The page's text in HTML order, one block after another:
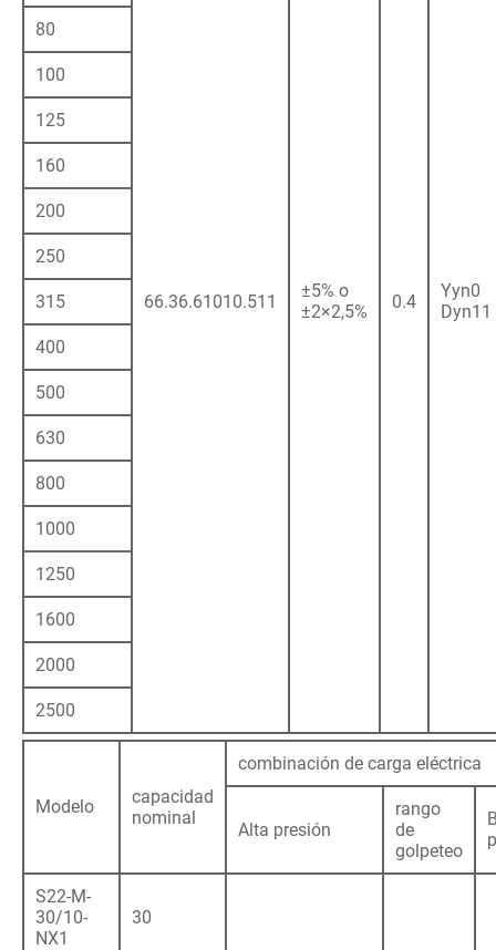
66.36.61010.511
±5% o
±2×2,5%
0.4
Yyn0
Dyn11
80
100
125
160
200
250
315
400
500
630
800
1000
1250
1600
2000
2500
Modelo
capacidad
nominal
combinación de carga eléctrica
Alta presión
rango
de
golpeteo
S22-M-
30/10-
NX1
30